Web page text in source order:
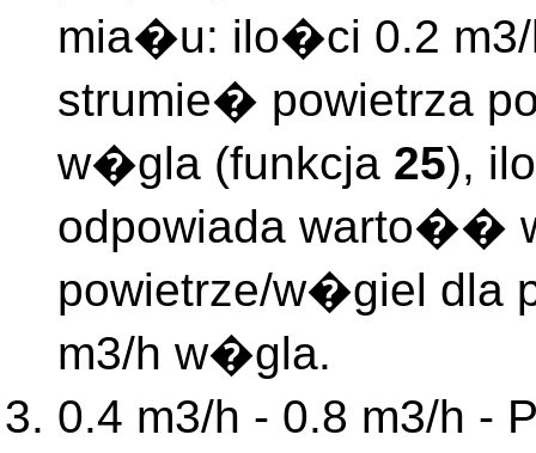
mia�u: ilo�ci 0.2
strumie� powietrza
w�gla (funkcja 25),
odpowiada warto��
powietrze/w�giel dla
m3/h w�gla.
0.4 m3/h - 0.8 m3/h -